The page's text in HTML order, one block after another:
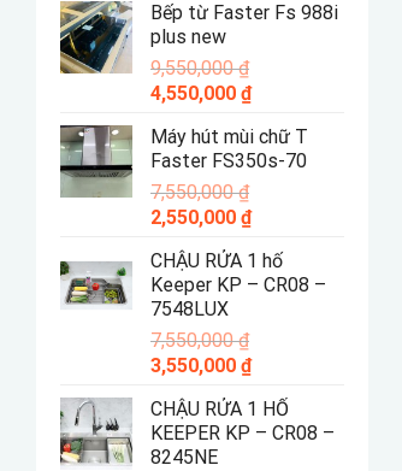
là:
4,250,000 ₫.
tại
Bếp từ Faster Fs 988i
plus new
9,550,000₫
Giá
là:
9,550,000 ₫.
4,550,000 ₫Giá
tại
là:
Máy hút mùi chữ T
Faster FS350s-70
7,550,000₫
Giá
là:
7,550,000 ₫.
2,550,000 ₫Giá
tại
là:
CHẬU RỬA 1 hố
Keeper KP – CR08 –
7548LUX
7,550,000₫
Giá
là:
7,550,000 ₫.
3,550,000 ₫Giá
tại
là:
CHẬU RỬA 1 HỐ
KEEPER KP – CR08 –
8245NE